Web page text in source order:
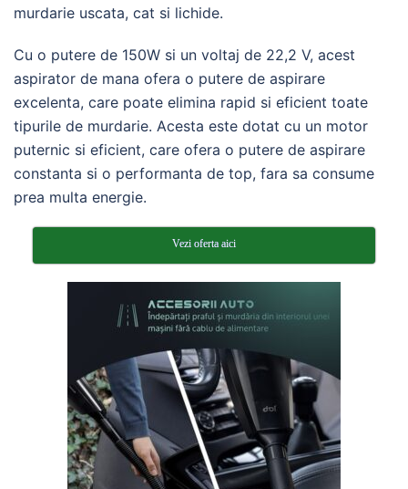
murdarie uscata, cat si lichide.
Cu o putere de 150W si un voltaj de 22,2 V, acest
aspirator de mana ofera o putere de aspirare
excelenta, care poate elimina rapid si eficient toate
tipurile de murdarie. Acesta este dotat cu un motor
puternic si eficient, care ofera o putere de aspirare
constanta si o performanta de top, fara sa consume
prea multa energie.
Vezi oferta aici